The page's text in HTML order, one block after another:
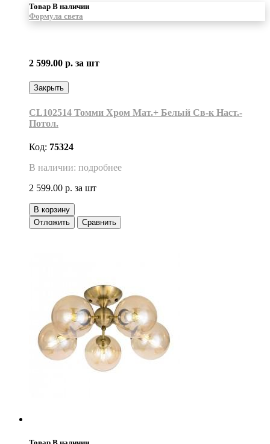
Товар В наличии
Формула света
2 599.00 р. за шт
Закрыть
CL102514 Томми Хром Мат.+ Белый Св-к Наст.-
Потол.
Код: 75324
В наличии: подробнее
2 599.00 р. за шт
В корзину
Отложить
Сравнить